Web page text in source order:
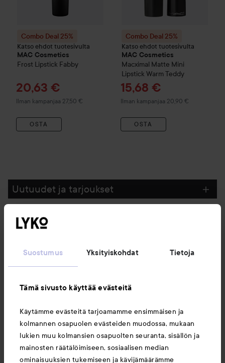
Suostumus Yksityiskohdat Tietoja
Tämä sivusto käyttää evästeitä
Käytämme evästeitä tarjoamamme ensimmäisen ja
kolmannen osapuolen evästeiden muodossa, mukaan
lukien muu kolmansien osapuolten seuranta, sisällön ja
mainosten räätälöimiseen, sosiaalisen median
ominaisuuksien tukemiseen ja kävijämäärämme
Combo Deal 25%
Katso ehdot tuotesivulta
MAC Cosmetics
Frost Lipstick Fabby
Tarjoushinta
20,63 €
Ilman kampanjaa 27,50 €
OSTA
Combo Deal 25%
Katso ehdot tuotesivulta
MAC Cosmetics
Macximal Matte Mini
Lipstick Warm Teddy
Tarjoushinta
15,68 €
Ilman kampanjaa 20,90 €
OSTA
Uutuudet ja tarjoukset
Seuraa meitä
Saattaisit myös tykätä